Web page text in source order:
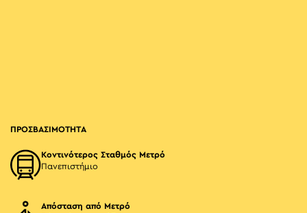
ΠΡΟΣΒΑΣΙΜΟΤΗΤΑ
Κοντινότερος Σταθμός Μετρό
Πανεπιστήμιο
Απόσταση από Μετρό